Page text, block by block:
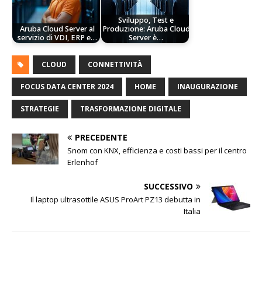
Aruba Cloud Server al
servizio di VDI, ERP e…
Sviluppo, Test e
Produzione: Aruba Cloud
Server è…
CLOUD CONNETTIVITÀ
FOCUS DATA CENTER 2024 HOME INAUGURAZIONE
STRATEGIE TRASFORMAZIONE DIGITALE
PRECEDENTE
Snom con KNX, efficienza e costi bassi per il centro
Erlenhof
SUCCESSIVO
Il laptop ultrasottile ASUS ProArt PZ13 debutta in
Italia